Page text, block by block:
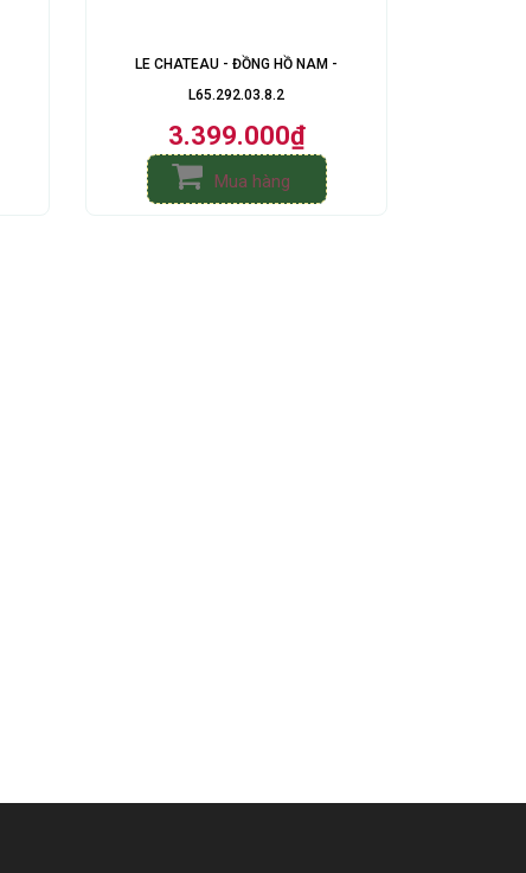
LE CHATEAU - ĐỒNG HỒ NAM -
L65.292.03.8.2
3.399.000₫
Mua hàng